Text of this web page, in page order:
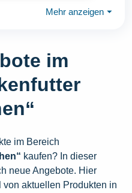
Mehr anzeigen ⏷
im
im Bereich
kaufen? In dieser
neue Angebote. Hier
aktuellen Produkten in